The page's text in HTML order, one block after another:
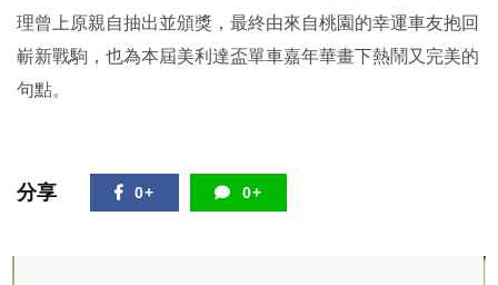
理曾上原親自抽出並頒獎，最終由來自桃園的幸運車友抱回
嶄新戰駒，也為本屆美利達盃單車嘉年華畫下熱鬧又完美的
句點。
分享 0+ 0+